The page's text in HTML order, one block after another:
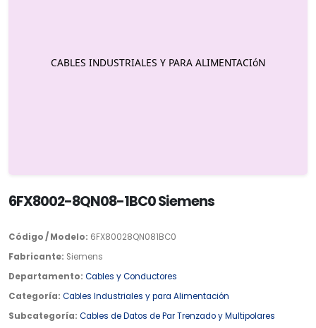
6FX8002-8QN08-1BC0 Siemens
Código / Modelo: 6FX80028QN081BC0
Fabricante: Siemens
Departamento: Cables y Conductores
Categoría: Cables Industriales y para Alimentación
Subcategoría: Cables de Datos de Par Trenzado y Multipolares